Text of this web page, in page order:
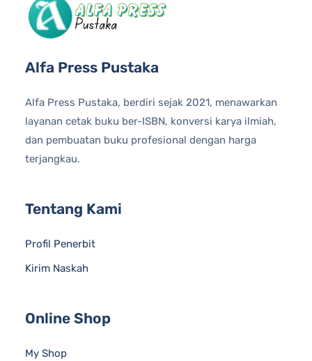
Alfa Press Pustaka
Alfa Press Pustaka, berdiri sejak 2021, menawarkan
layanan cetak buku ber-ISBN, konversi karya ilmiah,
dan pembuatan buku profesional dengan harga
terjangkau.
Tentang Kami
Profil Penerbit
Kirim Naskah
Online Shop
My Shop